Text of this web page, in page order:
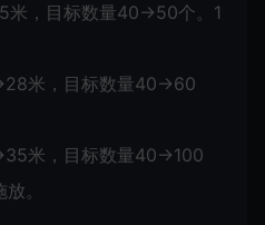
，目标数量40→50个。1
米，目标数量40→60
米，目标数量40→100
。